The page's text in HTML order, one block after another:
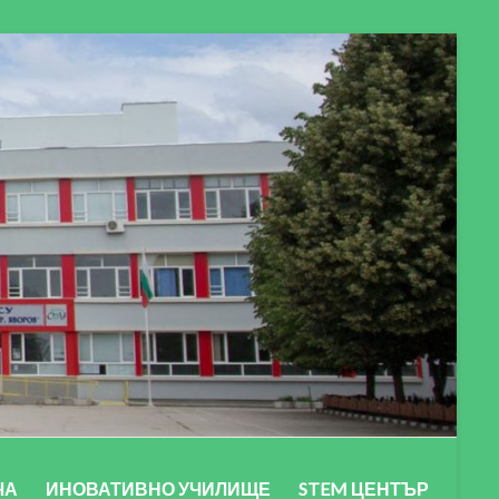
ИНОВАТИВНО УЧИЛИЩЕ STEM ЦЕНТЪР